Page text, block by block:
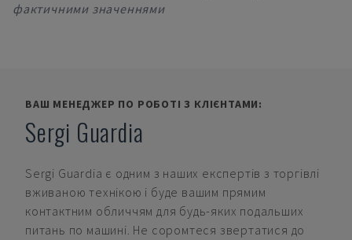
фактичними значеннями
ВАШ МЕНЕДЖЕР ПО РОБОТІ З КЛІЄНТАМИ:
Sergi Guardia
Sergi Guardia є одним з наших експертів з торгівлі
вживаною технікою і буде вашим прямим
контактним обличчям для будь-яких подальших
питань по машині. Не соромтеся звертатися до